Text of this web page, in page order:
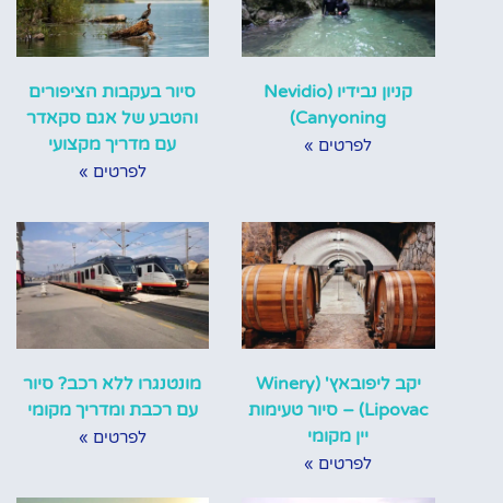
קניון נבידיו (‪Nevidio
Canyoning‬)
לפרטים »
סיור בעקבות הציפורים
והטבע של אגם סקאדר
עם מדריך מקצועי
לפרטים »
יקב ליפובאץ' (Winery
Lipovac) – סיור טעימות
יין מקומי
לפרטים »
מונטנגרו ללא רכב? סיור
עם רכבת ומדריך מקומי
לפרטים »